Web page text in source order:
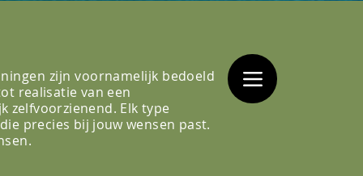
zijn voornamelijk bedoeld
realisatie van een
zelfvoorzienend. Elk type
precies bij jouwwensen past.